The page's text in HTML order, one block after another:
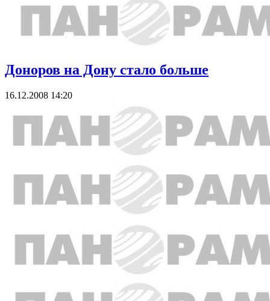
Доноров на Дону стало больше
16.12.2008 14:20